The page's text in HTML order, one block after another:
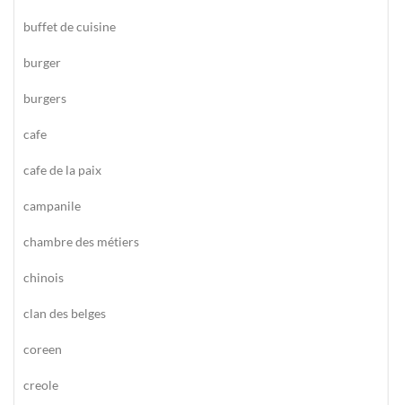
buffet de cuisine
burger
burgers
cafe
cafe de la paix
campanile
chambre des métiers
chinois
clan des belges
coreen
creole